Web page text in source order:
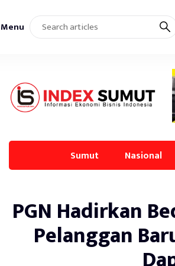
Menu
Sumut Nasional
PGN Hadirkan
Pelanggan